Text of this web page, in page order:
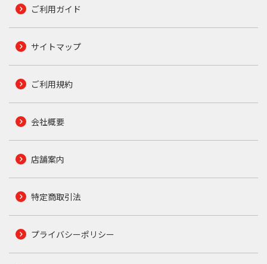
ご利用ガイド
サイトマップ
ご利用規約
会社概要
店舗案内
特定商取引法
プライバシーポリシー